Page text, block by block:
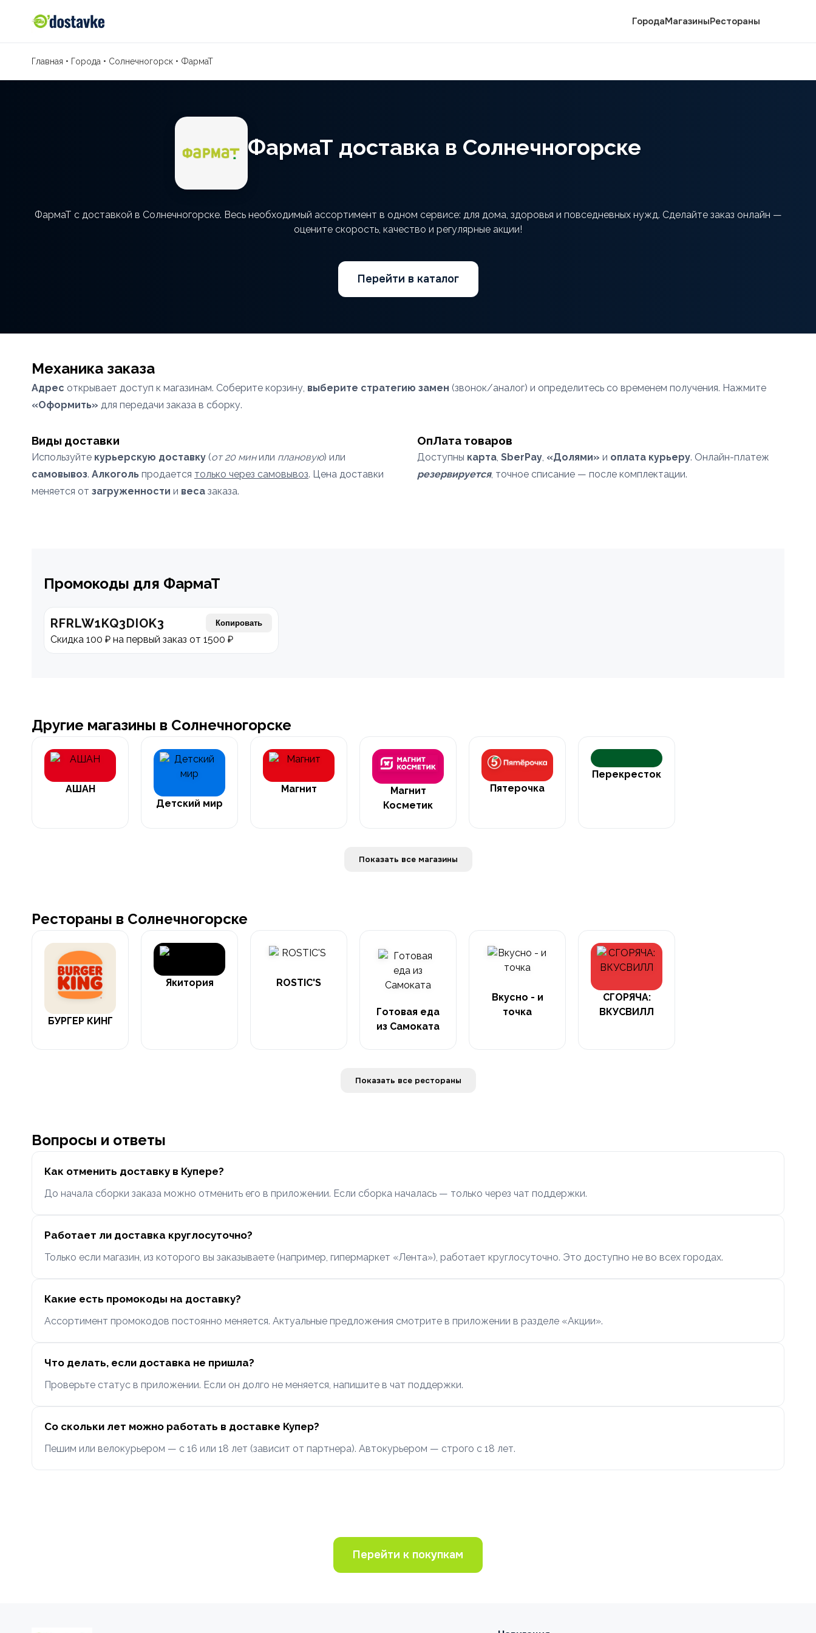
ГородаМагазиныРестораны
Главная • Города • Солнечногорск • ФармаТ
ФармаТ доставка в Солнечногорске
ФармаТ с доставкой в Солнечногорске. Весь необходимый ассортимент в одном сервисе: для дома, здоровья и повседневных нужд. Сделайте заказ онлайн —
оцените скорость, качество и регулярные акции!
Перейти в каталог
Механика заказа
Адрес открывает доступ к магазинам. Соберите корзину, выберите стратегию замен (звонок/аналог) и определитесь со временем получения. Нажмите
«Оформить» для передачи заказа в сборку.
Виды доставки
Используйте курьерскую доставку (от 20 минили плановую) или
самовывоз. Алкоголь продается только через самовывоз. Цена доставки
меняется от загруженности и веса заказа.
ОпЛата товаров
Доступны карта, SberPay, «Долями» и оплата курьеру. Онлайн-платеж
резервируется, точное списание — после комплектации.
Промокоды для ФармаТ
RFRLW1KQ3DIOK3 Копировать
Скидка 100 ₽ на первый заказ от 1500 ₽
Другие магазины в Солнечногорске
АШАН
Детский мир
Магнит
Магнит
Косметик
Пятерочка
Перекресток
Показать все магазины
Рестораны в Солнечногорске
БУРГЕР КИНГ
Якитория ROSTIC'S
Готовая еда
из Самоката
Вкусно - и
точка
СГОРЯЧА:
ВКУСВИЛЛ
Показать все рестораны
Вопросы и ответы
Как отменить доставку в Купере?
До начала сборки заказа можно отменить его в приложении. Если сборка началась — только через чат поддержки.
Работает ли доставка круглосуточно?
Только если магазин, из которого вы заказываете (например, гипермаркет «Лента»), работает круглосуточно. Это доступно не во всех городах.
Какие есть промокоды на доставку?
Ассортимент промокодов постоянно меняется. Актуальные предложения смотрите в приложении в разделе «Акции».
Что делать, если доставка не пришла?
Проверьте статус в приложении. Если он долго не меняется, напишите в чат поддержки.
Со скольки лет можно работать в доставке Купер?
Пешим или велокурьером — с 16 или 18 лет (зависит от партнера). Автокурьером — строго с 18 лет.
Перейти к покупкам